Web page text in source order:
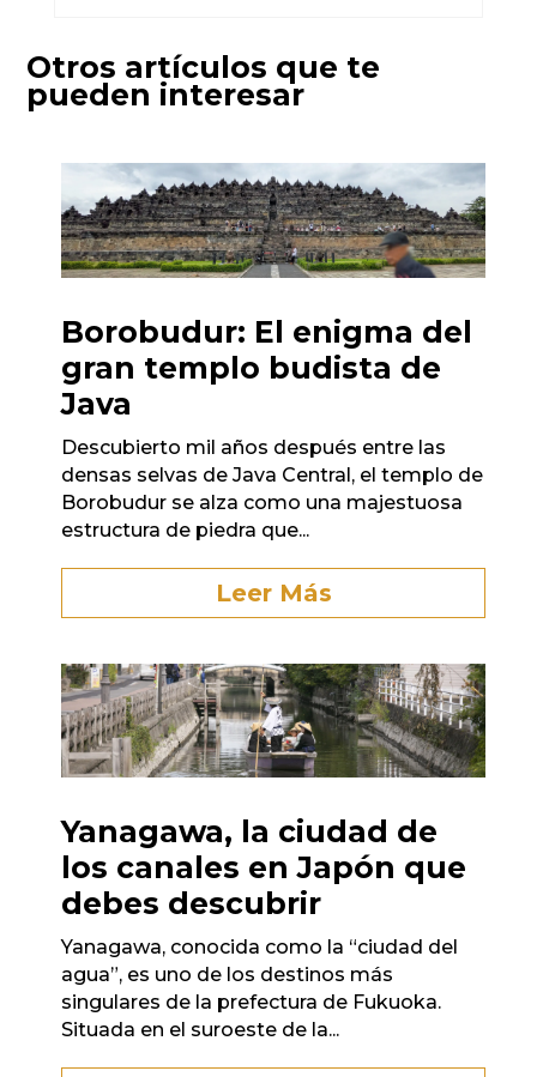
Otros artículos que te
pueden interesar
Borobudur: El enigma del
gran templo budista de
Java
Descubierto mil años después entre las
densas selvas de Java Central, el templo de
Borobudur se alza como una majestuosa
estructura de piedra que...
Leer Más
Yanagawa, la ciudad de
los canales en Japón que
debes descubrir
Yanagawa, conocida como la “ciudad del
agua”, es uno de los destinos más
singulares de la prefectura de Fukuoka.
Situada en el suroeste de la...